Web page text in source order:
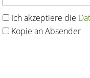
Ich akzeptiere die
Kopie an Absender